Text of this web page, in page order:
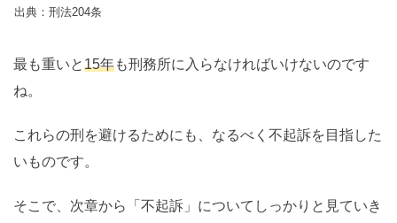
出典：刑法204条
最も重いと15年も刑務所に入らなければいけないのです
ね。
これらの刑を避けるためにも、なるべく不起訴を目指した
いものです。
そこで、次章から「不起訴」についてしっかりと見ていき